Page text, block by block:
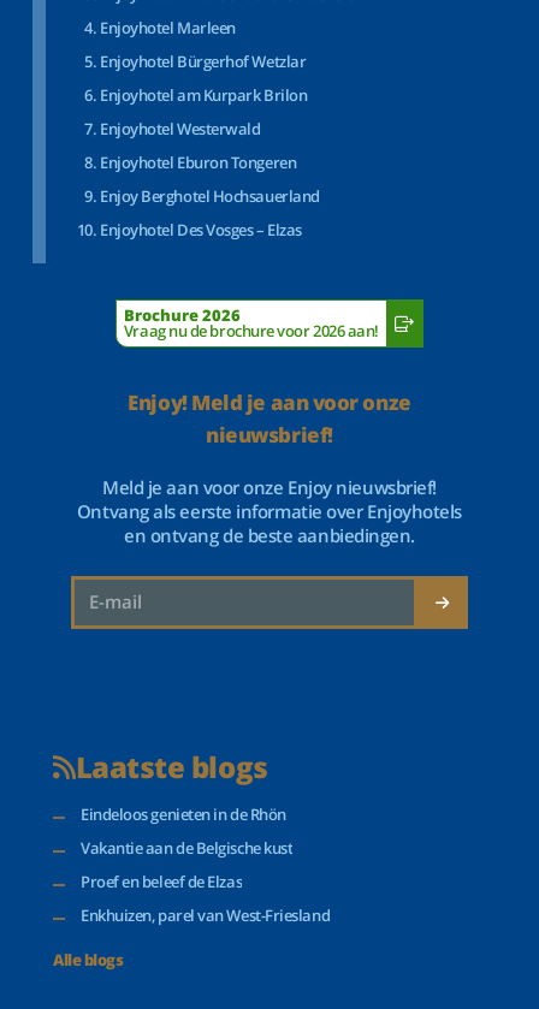
Enjoyhotel Marleen
Enjoyhotel Bürgerhof Wetzlar
Enjoyhotel am Kurpark Brilon
Enjoyhotel Westerwald
Enjoyhotel Eburon Tongeren
Enjoy Berghotel Hochsauerland
Enjoyhotel Des Vosges – Elzas
Brochure 2026
Vraag nu de brochure voor 2026 aan!
Enjoy! Meld je aan voor onze
nieuwsbrief!
Meld je aan voor onze Enjoy nieuwsbrief!
Ontvang als eerste informatie over Enjoyhotels
en ontvang de beste aanbiedingen.
Laatste blogs
Eindeloos genieten in de Rhön
Vakantie aan de Belgische kust
Proef en beleef de Elzas
Enkhuizen, parel van West-Friesland
Alle blogs